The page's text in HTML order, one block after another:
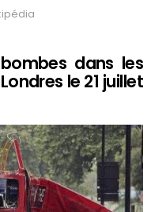
dans les
le 21 juillet